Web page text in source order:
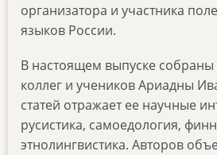
организатора и участника
языков России.
В настоящем выпуске собраны
коллег и учеников Ариадны
статей отражает ее научные
русистика, самоедология,
этнолингвистика. Авторов